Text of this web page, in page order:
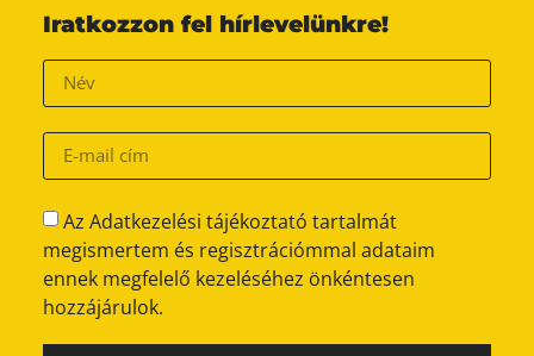
Iratkozzon fel hírlevelünkre!
Az Adatkezelési tájékoztató tartalmát
megismertem és regisztrációmmal adataim
ennek megfelelő kezeléséhez önkéntesen
hozzájárulok.